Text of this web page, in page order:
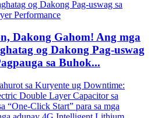
Dakong Gahom! Ang mga
og Dakong Pag-uswag
sa Buhok...